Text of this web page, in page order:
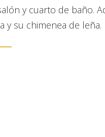
y cuarto de baño.
y su chimenea de leña.